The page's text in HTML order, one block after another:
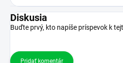
Diskusia
Buďte prvý, kto napíše príspevok k
Pridať komentár